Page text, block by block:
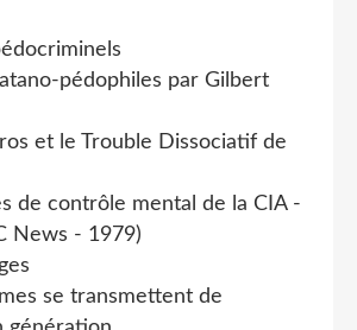
pédophiles par Gilbert
et le Trouble Dissociatif de
de contrôle mental de la CIA -
News - 1979)
se transmettent de